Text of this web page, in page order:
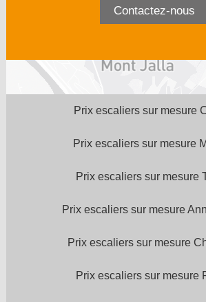
Contactez-nous
Prix escaliers sur mesure
Prix escaliers sur mesure
Prix escaliers sur mesure
Prix escaliers sur mesure
Prix escaliers sur mesure
Prix escaliers sur mesure